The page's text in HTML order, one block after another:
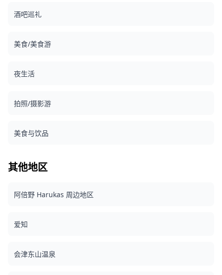
餐厅、酒店或其他设施拍照，请务必提前自行获得必要的拍摄
许可。
（3）取消拍摄。 ![](https://assets.hldycdn.com/daa665ae-
6819041cb088.jpg)
酒吧巡礼
美食/美食游
夜生活
拍照/摄影游
美食与饮品
其他地区
阿倍野 Harukas 周边地区
爱知
会津东山温泉